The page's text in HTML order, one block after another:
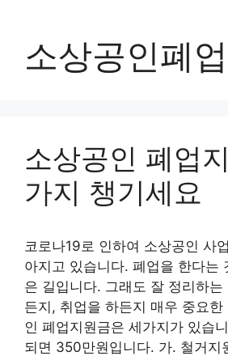
소상공인폐
소상공인 폐업
가지 챙기세요
코로나19로 인하여 소상공인 사
아지고 있습니다. 폐업을 한다는
은 길입니다. 그래도 잘 정리하
든지, 취업을 하든지 매우 중요
인 폐업지원금은 세가지가 있습
되면 350만원입니다. 가. 철거